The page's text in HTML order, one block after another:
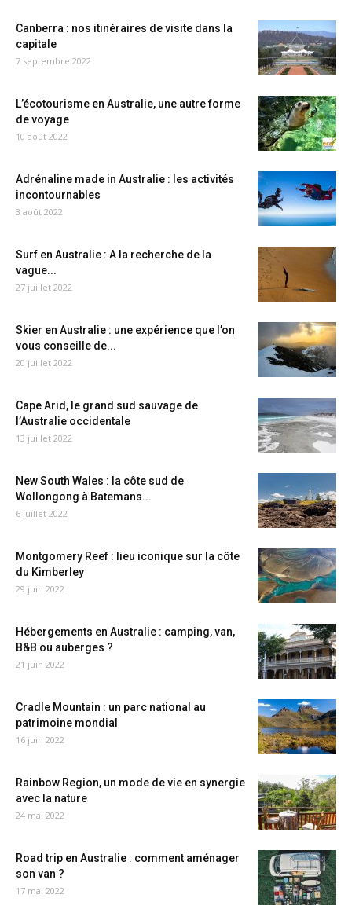
Canberra : nos itinéraires de visite dans la
capitale
7 septembre 2022
L’écotourisme en Australie, une autre forme
de voyage
10 août 2022
Adrénaline made in Australie : les activités
incontournables
3 août 2022
Surf en Australie : A la recherche de la
vague...
27 juillet 2022
Skier en Australie : une expérience que l’on
vous conseille de...
20 juillet 2022
Cape Arid, le grand sud sauvage de
l’Australie occidentale
13 juillet 2022
New South Wales : la côte sud de
Wollongong à Batemans...
6 juillet 2022
Montgomery Reef : lieu iconique sur la côte
du Kimberley
29 juin 2022
Hébergements en Australie : camping, van,
B&B ou auberges ?
21 juin 2022
Cradle Mountain : un parc national au
patrimoine mondial
16 juin 2022
Rainbow Region, un mode de vie en synergie
avec la nature
24 mai 2022
Road trip en Australie : comment aménager
son van ?
17 mai 2022